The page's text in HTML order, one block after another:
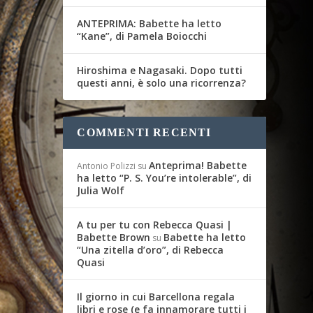
ANTEPRIMA: Babette ha letto
“Kane”, di Pamela Boiocchi
Hiroshima e Nagasaki. Dopo tutti
questi anni, è solo una ricorrenza?
COMMENTI RECENTI
Antonio Polizzi suAnteprima! Babette
ha letto “P. S. You’re intolerable”, di
Julia Wolf
A tu per tu con Rebecca Quasi |
Babette Brown su Babette ha letto
“Una zitella d’oro”, di Rebecca
Quasi
Il giorno in cui Barcellona regala
libri e rose (e fa innamorare tutti i